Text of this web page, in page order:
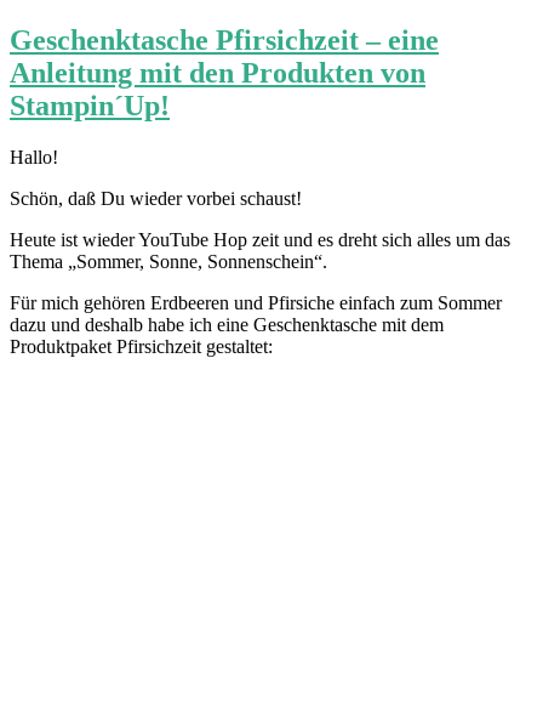
Geschenktasche Pfirsichzeit – eine
Anleitung mit den Produkten von
Stampin´Up!
Hallo!
Schön, daß Du wieder vorbei schaust!
Heute ist wieder YouTube Hop zeit und es dreht sich alles um das
Thema „Sommer, Sonne, Sonnenschein“.
Für mich gehören Erdbeeren und Pfirsiche einfach zum Sommer
dazu und deshalb habe ich eine Geschenktasche mit dem
Produktpaket Pfirsichzeit gestaltet: